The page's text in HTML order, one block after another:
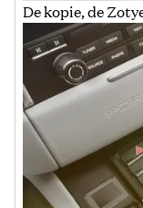
De kopie, de